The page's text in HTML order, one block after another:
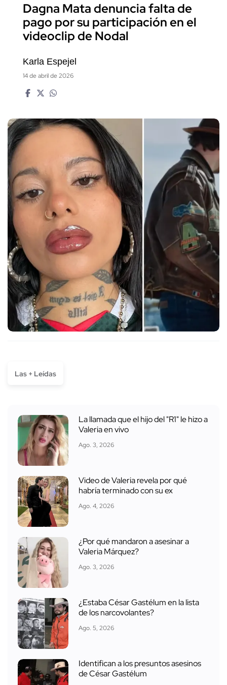
Dagna Mata denuncia falta de
pago por su participación en el
videoclip de Nodal
Karla Espejel
14 de abril de 2026
Las + Leídas
La llamada que el hijo del "R1" le hizo a
Valeria en vivo
Ago. 3, 2026
Video de Valeria revela por qué
habría terminado con su ex
Ago. 4, 2026
¿Por qué mandaron a asesinar a
Valeria Márquez?
Ago. 3, 2026
¿Estaba César Gastélum en la lista
de los narcovolantes?
Ago. 5, 2026
Identifican a los presuntos asesinos
de César Gastélum